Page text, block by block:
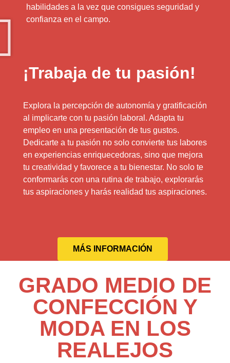
habilidades a la vez que consigues seguridad y
confianza en el campo.
¡Trabaja de tu pasión!
Explora la percepción de autonomía y gratificación
al implicarte con tu pasión laboral. Adapta tu
empleo en una presentación de tus gustos.
Dedicarte a tu pasión no solo convierte tus labores
en experiencias enriquecedoras, sino que mejora
tu creatividad y favorece a tu bienestar. No solo te
conformarás con una rutina de trabajo, explorarás
tus aspiraciones y harás realidad tus aspiraciones.
MÁS INFORMACIÓN
GRADO MEDIO DE
CONFECCIÓN Y
MODA EN LOS
REALEJOS